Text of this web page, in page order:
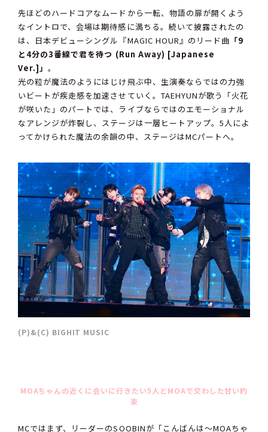
先ほどのハードコアなムードから一転、物語の扉が開くよう
なイントロで、会場は期待感に満ちる。続いて披露されたの
は、日本デビューシングル『MAGIC HOUR』のリード曲 「9
と4分の3番線で君を待つ (Run Away) [Japanese
Ver.]」。
光の粒が魔法のようにはじけ飛ぶ中、生演奏ならではの力強
いビートが疾走感を加速させていく。TAEHYUNが歌う「火花
が咲いた」のパートでは、ライブならではのエモーショナル
なアレンジが炸裂し、ステージは一層ヒートアップ。5人によ
ってかけられた魔法の余韻の中、ステージはMCパートへ。
(P)&(C) BIGHIT MUSIC
MOAちゃんの近くに会いに行きたい5人とMOAで交わした甘い約
束
MCではまず、リーダーのSOOBINが「こんばんは〜MOAちゃ